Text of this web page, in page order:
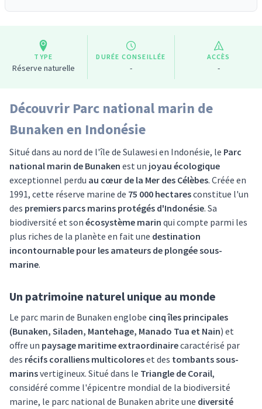
TYPE
Réserve naturelle
DURÉE CONSEILLÉE
-
ACCÈS
-
Découvrir Parc national marin de
Bunaken en Indonésie
Situé dans au nord de l'île de Sulawesi en Indonésie, le Parc
national marin de Bunaken est un joyau écologique
exceptionnel perdu au cœur de la Mer des Célèbes. Créée en
1991, cette réserve marine de 75 000 hectaresconstitue l'un
des premiers parcs marins protégés d'Indonésie. Sa
biodiversité et son écosystème marin qui compte parmi les
plus riches de la planète en fait une destination
incontournable pour les amateurs de plongée sous-
marine.
Un patrimoine naturel unique au monde
Le parc marin de Bunaken englobe cinq îles principales
(Bunaken, Siladen, Mantehage, Manado Tua et Nain) et
offre un paysage maritime extraordinairecaractérisé par
des récifs coralliens multicoloreset des tombants sous-
marinsvertigineux. Situé dans le Triangle de Corail,
considéré comme l'épicentre mondial de la biodiversité
marine, le parc national de Bunaken abrite une diversité